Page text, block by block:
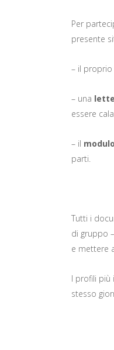
Per
presente
– il proprio
– una
essere
– il
parti.
Tutti i
di gruppo
e mettere
I profili più
stesso